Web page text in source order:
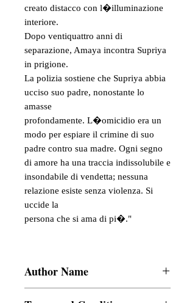
creato distacco con l�illuminazione
interiore.
Dopo ventiquattro anni di
separazione, Amaya incontra Supriya
in prigione.
La polizia sostiene che Supriya abbia
ucciso suo padre, nonostante lo
amasse
profondamente. L�omicidio era un
modo per espiare il crimine di suo
padre contro sua madre. Ogni segno
di amore ha una traccia indissolubile e
insondabile di vendetta; nessuna
relazione esiste senza violenza. Si
uccide la
persona che si ama di pi�."
Author Name